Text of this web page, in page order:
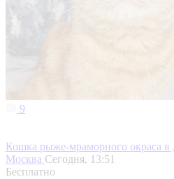
9
Кошка рыже-мраморного окраса в
Москва Сегодня, 13:51
Бесплатно